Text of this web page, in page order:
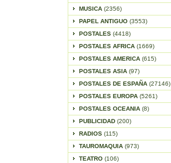
MUSICA (2356)
PAPEL ANTIGUO (3553)
POSTALES (4418)
POSTALES AFRICA (1669)
POSTALES AMERICA (615)
POSTALES ASIA (97)
POSTALES DE ESPAÑA (27146)
POSTALES EUROPA (5261)
POSTALES OCEANIA (8)
PUBLICIDAD (200)
RADIOS (115)
TAUROMAQUIA (973)
TEATRO (106)